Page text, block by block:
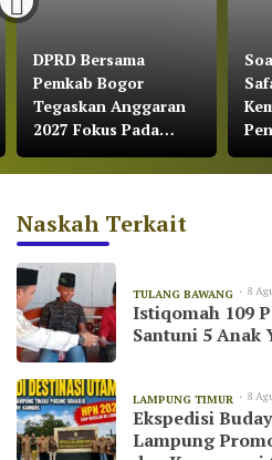
DPRD Bersama
Pemkab Bogor
Tegaskan Anggaran
2027 Fokus Pada
Pertumbuhan
Ekonomi dan
Pembangunan
Naskah Terkait
TULANG BAWANG 8
Istiqomah 109
Santuni 5 Anak
LAMPUNG TIMUR 8
Ekspedisi
Lampung